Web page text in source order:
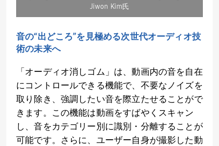
Jiwon Kim氏
音の“出どころ”を見極める次世代オーディオ技
術の未来へ
「オーディオ消しゴム」は、動画内の音を自在
にコントロールできる機能で、不要なノイズを
取り除き、強調したい音を際立たせることがで
きます。この機能は動画をすばやくスキャン
し、音をカテゴリー別に識別・分離することが
可能です。さらに、ユーザー自身が撮影した動